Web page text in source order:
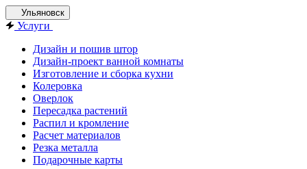
Ульяновск
Услуги
Дизайн и пошив штор
Дизайн-проект ванной комнаты
Изготовление и сборка кухни
Колеровка
Оверлок
Пересадка растений
Распил и кромление
Расчет материалов
Резка металла
Подарочные карты